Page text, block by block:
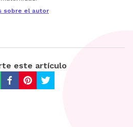
sobre el autor
este artículo